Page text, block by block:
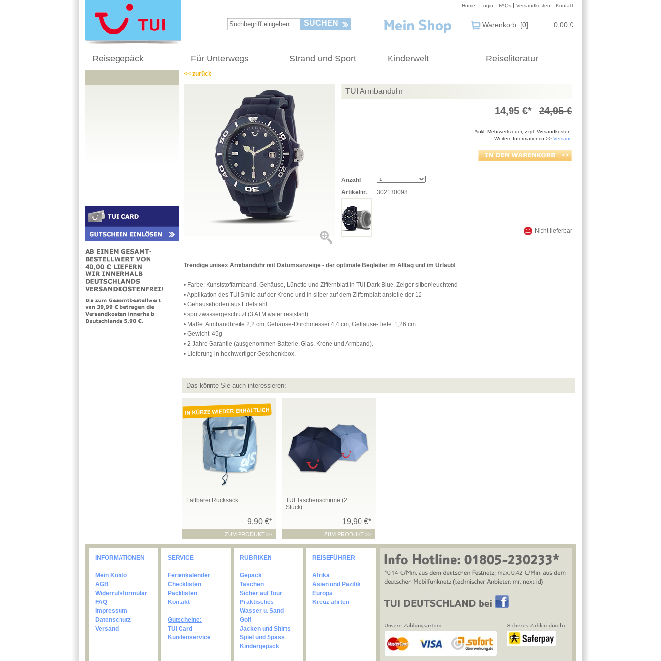
Kontakt
Versandkosten
FAQs
Login
Home
SUCHEN Warenkorb: [0] 0,00 €
Reisegepäck Für Unterwegs Strand und Sport Kinderwelt Reiseliteratur
<< zurück
TUI Armbanduhr
14,95 €* 24,95 €
*inkl. Mehrwertsteuer, zzgl. Versandkosten.
Weitere Informationen >> Versand
Nicht lieferbar
Anzahl
Artikelnr.
302130098
Trendige unisex Armbanduhr mit Datumsanzeige - der optimale Begleiter im Alltag und im Urlaub!
• Farbe: Kunststoffarmband, Gehäuse, Lünette und Ziffernblatt in TUI Dark Blue, Zeiger silber/leuchtend
• Applikation des TUI Smile auf der Krone und in silber auf dem Ziffernblatt anstelle der 12
• Gehäuseboden aus Edelstahl
• spritzwassergeschützt (3 ATM water resistant)
• Maße: Armbandbreite 2,2 cm, Gehäuse-Durchmesser 4,4 cm, Gehäuse-Tiefe: 1,26 cm
• Gewicht: 45g
• 2 Jahre Garantie (ausgenommen Batterie, Glas, Krone und Armband).
• Lieferung in hochwertiger Geschenkbox.
Das könnte Sie auch interessieren:
Faltbarer Rucksack
9,90 €*
ZUM PRODUKT >>
TUI Taschenschirme (2
Stück)
19,90 €*
ZUM PRODUKT >>
INFORMATIONEN
Mein Konto
AGB
Widerrufsformular
FAQ
Impressum
Datenschutz
Versand
SERVICE
Ferienkalender
Checklisten
Packlisten
Kontakt
Gutscheine:
TUI Card
Kundenservice
RUBRIKEN
Gepäck
Taschen
Sicher auf Tour
Praktisches
Wasser u. Sand
Golf
Jacken und Shirts
Spiel und Spass
Kindergepäck
REISEFÜHRER
Afrika
Asien und Pazifik
Europa
Kreuzfahrten